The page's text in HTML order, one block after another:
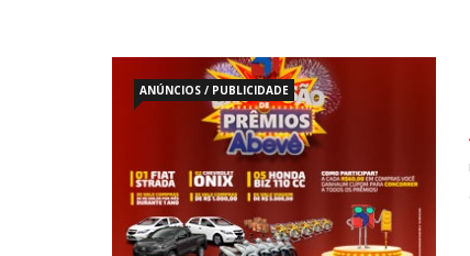
ANÚNCIOS / PUBLICIDADE